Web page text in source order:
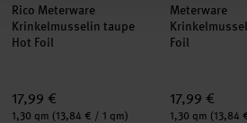
Rico Meterware
Krinkelmusselin taupe
Hot Foil
17,99 €
Inhalt:
1,30 qm (13,84 € / 1 qm)
Meterware
Foil
17,99 €
Inhalt:
1,30 qm (13,84